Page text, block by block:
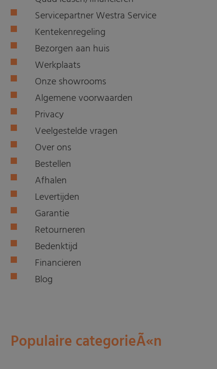
Servicepartner Westra Service
Kentekenregeling
Bezorgen aan huis
Werkplaats
Onze showrooms
Algemene voorwaarden
Privacy
Veelgestelde vragen
Over ons
Bestellen
Afhalen
Levertijden
Garantie
Retourneren
Bedenktijd
Financieren
Blog
Populaire categorieÃ«n